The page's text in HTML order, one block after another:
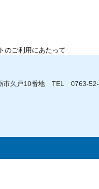
のご利用にあたって
市久戸10番地 TEL 0763-52-